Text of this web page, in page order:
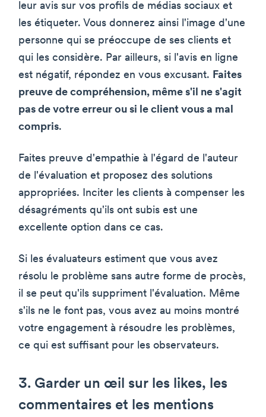
leur avis sur vos profils de médias sociaux et
les étiqueter. Vous donnerez ainsi l'image d'une
personne qui se préoccupe de ses clients et
qui les considère. Par ailleurs, si l'avis en ligne
est négatif, répondez en vous excusant. Faites
preuve de compréhension, même s'il ne s'agit
pas de votre erreur ou si le client vous a mal
compris.
Faites preuve d'empathie à l'égard de l'auteur
de l'évaluation et proposez des solutions
appropriées. Inciter les clients à compenser les
désagréments qu'ils ont subis est une
excellente option dans ce cas.
Si les évaluateurs estiment que vous avez
résolu le problème sans autre forme de procès,
il se peut qu'ils suppriment l'évaluation. Même
s'ils ne le font pas, vous avez au moins montré
votre engagement à résoudre les problèmes,
ce qui est suffisant pour les observateurs.
3. Garder un œil sur les likes, les
commentaires et les mentions